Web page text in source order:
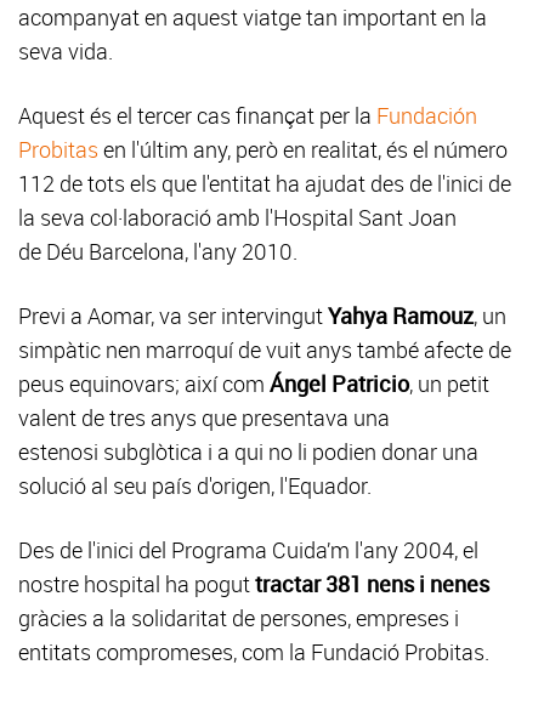
acompanyat en aquest viatge tan important en la
seva vida.
Aquest és el tercer cas finançat per la Fundación
Probitas en l'últim any, però en realitat, és el número
112 de tots els que l'entitat ha ajudat des de l'inici de
la seva col·laboració amb l'Hospital Sant Joan
de Déu Barcelona, l'any 2010.
Previ a Aomar, va ser intervingutYahya Ramouz, un
simpàtic nen marroquí de vuit anys també afecte de
peus equinovars; així com Ángel Patricio, un petit
valent de tres anys que presentava una
estenosi subglòtica i a qui no li podien donar una
solució al seu país d'origen, l'Equador.
Des de l'inici del Programa Cuida’m l'any 2004, el
nostre hospital ha poguttractar 381 nens i nenes
gràcies a la solidaritat de persones, empreses i
entitats compromeses, com la Fundació Probitas.